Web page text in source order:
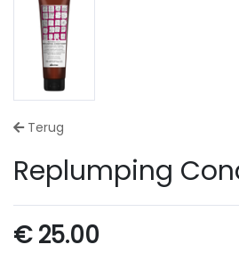
Terug
Replumping
€25.00